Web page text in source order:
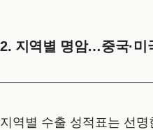
2. 지역별 명암…중국·미
지역별 수출 성적표는 선